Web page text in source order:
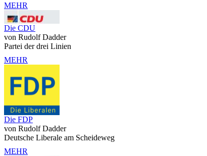
MEHR
Die CDU
von Rudolf Dadder
Partei der drei Linien
MEHR
Die FDP
von Rudolf Dadder
Deutsche Liberale am Scheideweg
MEHR